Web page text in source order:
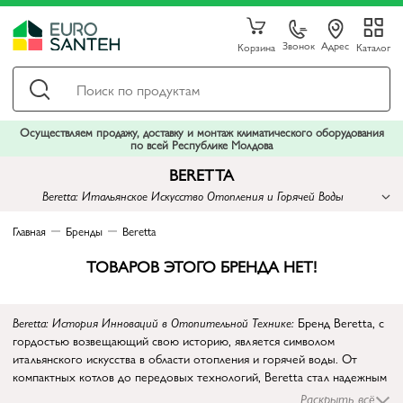
Корзина Звонок Адрес Каталог
Осуществляем продажу, доставку и монтаж климатического оборудования
по всей Республике Молдова
BERETTA
Beretta: Итальянское Искусство Отопления и Горячей Воды
Главная Бренды Beretta
ТОВАРОВ ЭТОГО БРЕНДА НЕТ!
Beretta: История Инноваций в Отопительной Технике: Бренд Beretta, с
гордостью возвещающий свою историю, является символом
итальянского искусства в области отопления и горячей воды. От
компактных котлов до передовых технологий, Beretta стал надежным
партнером для тех, кто ценит высокое качество и инновации в сфере
Раскрыть всё